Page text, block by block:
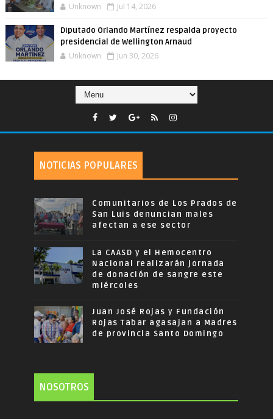
Unknown Jul 14, 2026
Diputado Orlando Martínez respalda proyecto
presidencial de Wellington Arnaud
Unknown Jun 30, 2026
NOTICIAS POPULARES
Comunitarios de Los Prados de
San Luis denuncian males
afectan a ese sector
La CAASD y el Hemocentro
Nacional realizarán jornada
de donación de sangre este
miércoles
Juan José Rojas y Fundación
Rojas Tabar agasajan a Madres
de provincia Santo Domingo
NOSOTROS